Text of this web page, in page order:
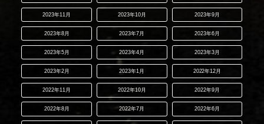
2023年11月 2023年10月 2023年9月
2023年8月 2023年7月 2023年6月
2023年5月 2023年4月 2023年3月
2023年2月 2023年1月 2022年12月
2022年11月 2022年10月 2022年9月
2022年8月 2022年7月 2022年6月